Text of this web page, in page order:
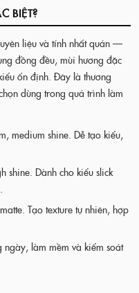
BIỆT?
liệu và tính nhất quán —
đồng đều, mùi hương đặc
ổn định. Đây là thương
dùng trong quá trình làm
medium shine. Dễ tạo kiểu,
shine. Dành cho kiểu slick
Tạo texture tự nhiên, hợp
ngày, làm mềm và kiểm soát